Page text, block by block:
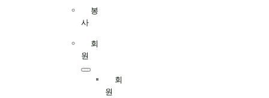
봉
사
회
원
회
원